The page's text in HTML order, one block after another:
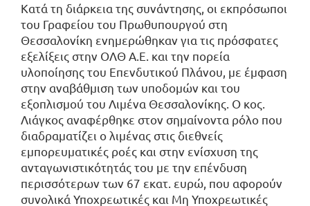
Κατά τη διάρκεια της συνάντησης, οι εκπρόσωποι
του Γραφείου του Πρωθυπουργού στη
Θεσσαλονίκη ενημερώθηκαν για τις πρόσφατες
εξελίξεις στην ΟΛΘ Α.Ε. και την πορεία
υλοποίησης του Επενδυτικού Πλάνου, με έμφαση
στην αναβάθμιση των υποδομών και του
εξοπλισμού του Λιμένα Θεσσαλονίκης. Ο κος.
Λιάγκος αναφέρθηκε στον σημαίνοντα ρόλο που
διαδραματίζει ο λιμένας στις διεθνείς
εμπορευματικές ροές και στην ενίσχυση της
ανταγωνιστικότητάς του με την επένδυση
περισσότερων των 67 εκατ. ευρώ, που αφορούν
συνολικά Υποχρεωτικές και Μη Υποχρεωτικές